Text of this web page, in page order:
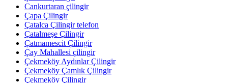
Cankurtaran çilingir
Çapa Çilingir
Çatalca Çilingir telefon
Çatalmeşe Çilingir
Çatmamescit Çilingir
Çay Mahallesi çilingir
Çekmeköy Aydınlar Çilingir
Çekmeköy Çamlık Çilingir
Çekmeköy Çilingir